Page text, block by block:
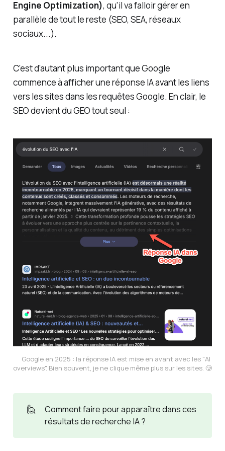
Engine Optimization), qu'il va falloir gérer en
parallèle de tout le reste (SEO, SEA, réseaux
sociaux...).
C'est d'autant plus important que Google
commence à afficher une réponse IAavantles liens
vers les sites dans les requêtes Google. En clair, le
SEO devient du GEO tout seul :
Google en 2025 : la réponse IA est mise en avant avec les "AI
overviews". Bien souvent, je ne clique même plus sur les sites. 🥲
🙋
Comment faire pour apparaître dans ces
résultats de recherche IA ?